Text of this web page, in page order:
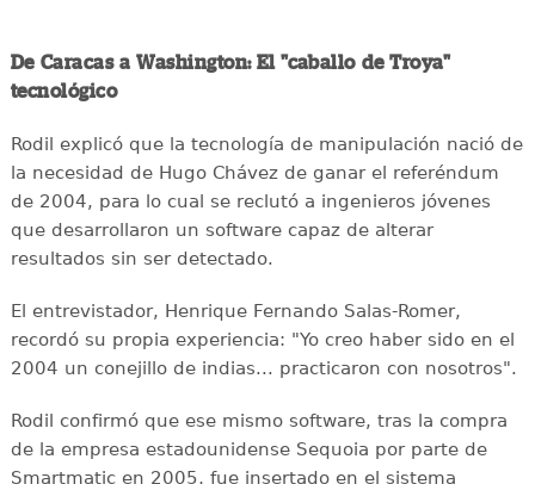
De Caracas a Washington: El "caballo de Troya"
tecnológico
Rodil explicó que la tecnología de manipulación nació de
la necesidad de Hugo Chávez de ganar el referéndum
de 2004, para lo cual se reclutó a ingenieros jóvenes
que desarrollaron un software capaz de alterar
resultados sin ser detectado.
El entrevistador, Henrique Fernando Salas-Romer,
recordó su propia experiencia: "Yo creo haber sido en el
2004 un conejillo de indias... practicaron con nosotros".
Rodil confirmó que ese mismo software, tras la compra
de la empresa estadounidense Sequoia por parte de
Smartmatic en 2005, fue insertado en el sistema